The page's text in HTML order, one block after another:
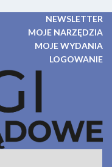
NEWSLETTER
MOJE NARZĘDZIA
MOJE WYDANIA
LOGOWANIE